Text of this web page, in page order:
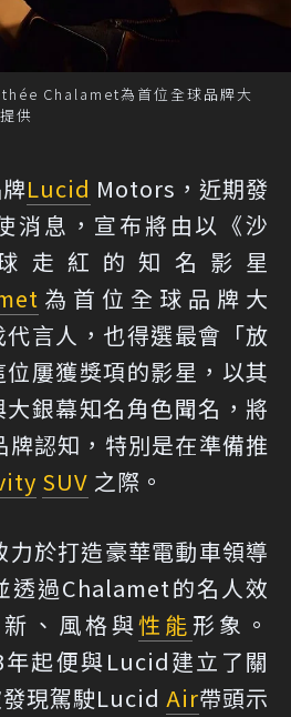
Chalamet為首位全球品牌大
供
Lucid Motors，近期發
消息，宣布將由以《沙
走紅的知名影星
為首位全球品牌大
言人，也得選最會「放
屢獲獎項的影星，以其
銀幕知名角色聞名，將
認知，特別是在準備推
SUV 之際。
於打造豪華電動車領導
透過Chalamet的名人效
、風格與性能 形象。
起便與Lucid建立了關
現駕駛Lucid Air帶頭示